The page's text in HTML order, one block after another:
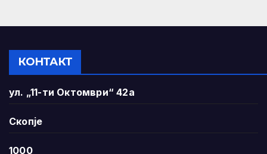
КОНТАКТ
ул. „11-ти Октомври“ 42а
Скопје
1000